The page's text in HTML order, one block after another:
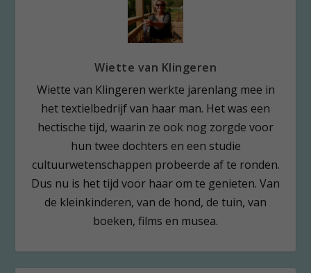
Wiette van Klingeren
Wiette van Klingeren werkte jarenlang mee in
het textielbedrijf van haar man. Het was een
hectische tijd, waarin ze ook nog zorgde voor
hun twee dochters en een studie
cultuurwetenschappen probeerde af te ronden.
Dus nu is het tijd voor haar om te genieten. Van
de kleinkinderen, van de hond, de tuin, van
boeken, films en musea.